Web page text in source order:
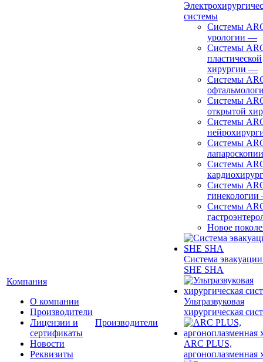
Компания
О компании
Производители
Лицензии и
сертификаты
Новости
Реквизиты
Производители
системы
Системы
урологии —
Системы
пластической
хирургии —
Системы
Системы
открытой
Системы
Системы
лапароскопии
Системы
Системы
гинекологии
Системы
Новое
Система
SHE SHA
Ультразвуковая
хирургическая
ARC PLUS,
аргоноплазменная